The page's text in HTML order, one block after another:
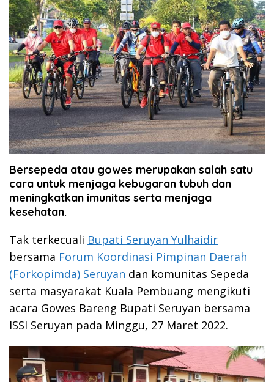
Bersepeda atau gowes merupakan salah satu
cara untuk menjaga kebugaran tubuh dan
meningkatkan imunitas serta menjaga
kesehatan.
Tak terkecuali Bupati Seruyan Yulhaidir
bersama Forum Koordinasi Pimpinan Daerah
(Forkopimda) Seruyan dan komunitas Sepeda
serta masyarakat Kuala Pembuang mengikuti
acara Gowes Bareng Bupati Seruyan bersama
ISSI Seruyan pada Minggu, 27 Maret 2022.